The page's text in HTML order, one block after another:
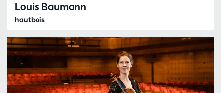
Louis Baumann
hautbois